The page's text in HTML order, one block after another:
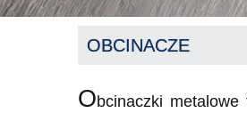
OBCINACZE
Obcinaczki